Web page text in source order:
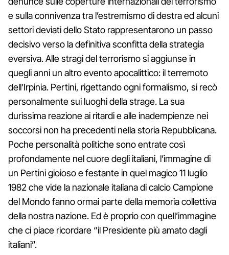
e sulla connivenza tra l’estremismo di destra ed alcuni
settori deviati dello Stato rappresentarono un passo
decisivo verso la definitiva sconfitta della strategia
eversiva. Alle stragi del terrorismo si aggiunse in
quegli anni un altro evento apocalittico: il terremoto
dell’Irpinia. Pertini, rigettando ogni formalismo, si recò
personalmente sui luoghi della strage. La sua
durissima reazione ai ritardi e alle inadempienze nei
soccorsi non ha precedenti nella storia Repubblicana.
Poche personalità politiche sono entrate così
profondamente nel cuore degli italiani, l’immagine di
un Pertini gioioso e festante in quel magico 11 luglio
1982 che vide la nazionale italiana di calcio Campione
del Mondo fanno ormai parte della memoria collettiva
della nostra nazione. Ed è proprio con quell’immagine
che ci piace ricordare “il Presidente più amato dagli
italiani”.